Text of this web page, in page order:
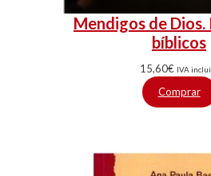
Mendigos de
bíblicos
15,60€ IVA
Comprar